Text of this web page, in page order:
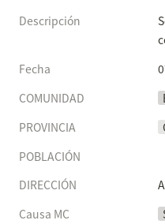
Descripción
Fecha
COMUNIDAD
PROVINCIA
POBLACIÓN
DIRECCIÓN
Causa MC